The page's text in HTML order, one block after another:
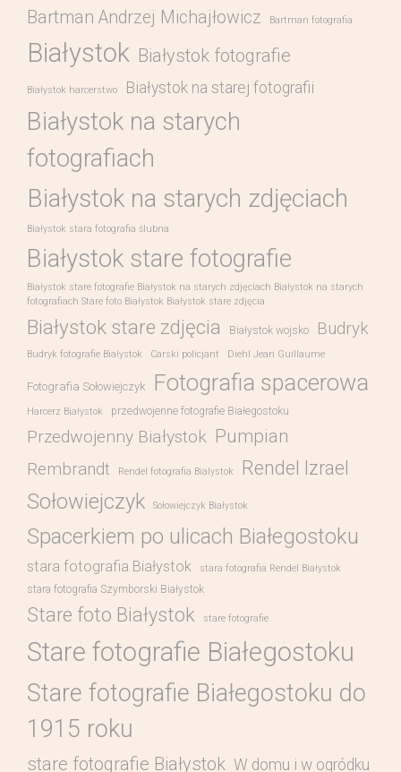
Bartman Andrzej Michajłowicz Bartman fotografia
Białystok Białystok fotografie
Białystok harcerstwo Białystok na starej fotografii
Białystok na starych
fotografiach
Białystok na starych zdjęciach
Białystok stara fotografia ślubna
Białystok stare fotografie
Białystok stare fotografie Białystok na starych zdjęciach Białystok na starych
fotografiach Stare foto Białystok Białystok stare zdjęcia
Białystok stare zdjęcia Białystok wojsko Budryk
Budryk fotografie Białystok Carski policjant Diehl Jean Guillaume
Fotografia Sołowiejczyk Fotografia spacerowa
Harcerz Białystok przedwojenne fotografie Białegostoku
Przedwojenny Białystok Pumpian
Rembrandt Rendel fotografia Bialystok Rendel Izrael
Sołowiejczyk Sołowiejczyk Białystok
Spacerkiem po ulicach Białegostoku
stara fotografia Białystok stara fotografia Rendel Białystok
stara fotografia Szymborski Białystok
Stare foto Białystok stare fotografie
Stare fotografie Białegostoku
Stare fotografie Białegostoku do
1915 roku
stare fotografie Białystok W domu i w ogródku